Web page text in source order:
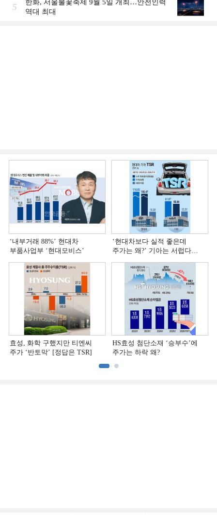
5
한화, 서울불꽃축제 9월 5일 개최…안전인력
역대 최대
‘내부거래 88%ʼ 현대차
부품사업부 ‘현대모비스ʼ
‘현대차보다 실적 좋은데
주가는 왜?ʼ 기아는 서럽다
효성, 화학 구했지만 티엔씨
주가 ‘반토막’ [정답은 TSR]
HS효성 첨단소재 ‘승부수’에
주가는 하락 왜?